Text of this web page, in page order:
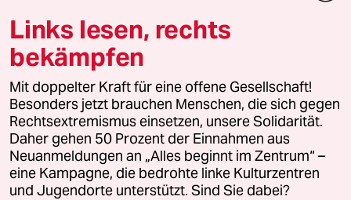
Hybrider Krieg
Jemen
Ceuta
Hitze
Links lesen, rechts
bekämpfen
Mit doppelter Kraft für eine offene Gesellschaft!
Besonders jetzt brauchen Menschen, die sich gegen
Rechtsextremismus einsetzen, unsere Solidarität.
Daher gehen 50 Prozent der Einnahmen aus
Neuanmeldungen an „Alles beginnt im Zentrum“ –
eine Kampagne, die bedrohte linke Kulturzentren
und Jugendorte unterstützt. Sind Sie dabei?